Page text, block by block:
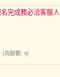
完成務必洽客服人
(尚餘數: 4)